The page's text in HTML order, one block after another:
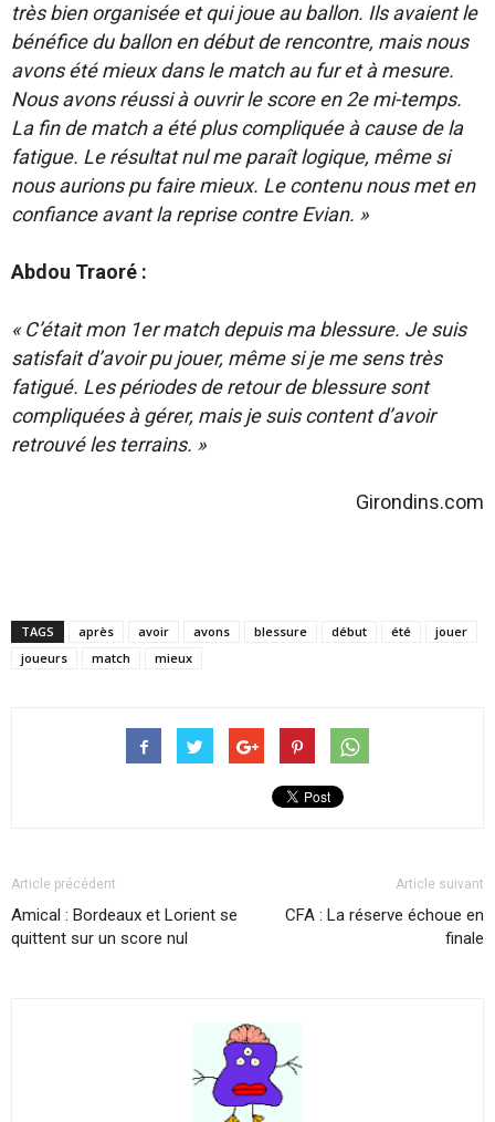
très bien organisée et qui joue au ballon. Ils avaient le
bénéfice du ballon en début de rencontre, mais nous
avons été mieux dans le match au fur et à mesure.
Nous avons réussi à ouvrir le score en 2e mi-temps.
La fin de match a été plus compliquée à cause de la
fatigue. Le résultat nul me paraît logique, même si
nous aurions pu faire mieux. Le contenu nous met en
confiance avant la reprise contre Evian. »
Abdou Traoré :
« C’était mon 1er match depuis ma blessure. Je suis
satisfait d’avoir pu jouer, même si je me sens très
fatigué. Les périodes de retour de blessure sont
compliquées à gérer, mais je suis content d’avoir
retrouvé les terrains. »
Girondins.com
TAGS après avoir avons blessure début été
jouer
joueurs
match mieux
Article précédent
Amical : Bordeaux et Lorient se
quittent sur un score nul
Article suivant
CFA : La réserve échoue en
finale